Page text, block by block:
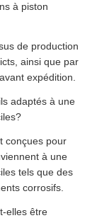
à piston
de production
ainsi que par
expédition.
adaptés à une
conçues pour
à une
tels que des
corrosifs.
elles être